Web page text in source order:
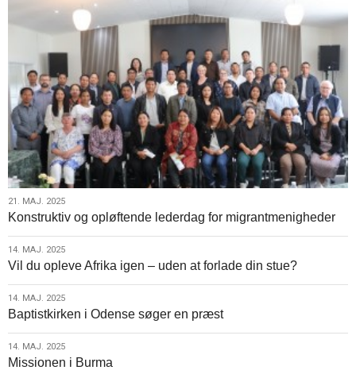
21.
maj.
2025
21. MAJ. 2025
Konstruktiv og opløftende lederdag for migrantmenigheder
14.
maj.
2025
14. MAJ. 2025
Vil du opleve Afrika igen – uden at forlade din stue?
14.
maj.
2025
14. MAJ. 2025
Baptistkirken i Odense søger en præst
14.
maj.
14. MAJ. 2025
Missionen i Burma